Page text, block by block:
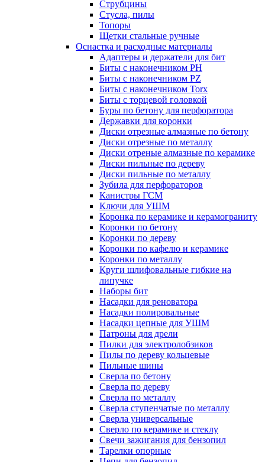
Струбцины
Стусла, пилы
Топоры
Щетки стальные ручные
Оснастка и расходные материалы
Адаптеры и держатели для бит
Биты с наконечником PH
Биты с наконечником PZ
Биты с наконечником Torx
Биты с торцевой головкой
Буры по бетону для перфоратора
Державки для коронки
Диски отрезные алмазные по бетону
Диски отрезные по металлу
Диски отреные алмазные по керамике
Диски пильные по дереву
Диски пильные по металлу
Зубила для перфораторов
Канистры ГСМ
Ключи для УШМ
Коронка по керамике и керамограниту
Коронки по бетону
Коронки по дереву
Коронки по кафелю и керамике
Коронки по металлу
Круги шлифовальные гибкие на
липучке
Наборы бит
Насадки для реноватора
Насадки полировальные
Насадки цепные для УШМ
Патроны для дрели
Пилки для электролобзиков
Пилы по дереву кольцевые
Пильные шины
Сверла по бетону
Сверла по дереву
Сверла по металлу
Сверла ступенчатые по металлу
Сверла универсальные
Сверло по керамике и стеклу
Свечи зажигания для бензопил
Тарелки опорные